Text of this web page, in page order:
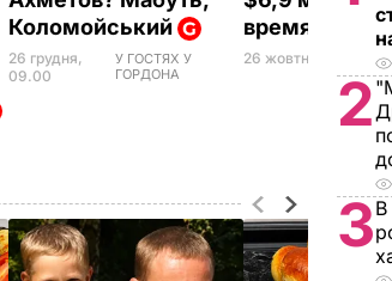
Коломойський
26 грудня,
09.00
У ГОСТЯХ У
ГОРДОНА
время"
26 жовтня, 21.14
2
3В